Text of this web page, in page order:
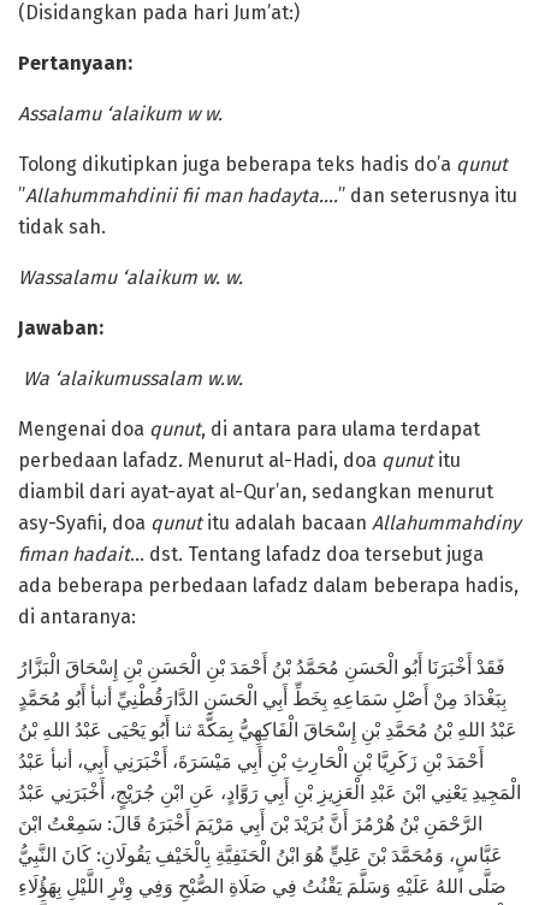
(Disidangkan pada hari Jum’at:)
Pertanyaan:
Assalamu ‘alaikum w w.
Tolong dikutipkan juga beberapa teks hadis do’a qunut
”Allahummahdinii fii man hadayta….” dan seterusnya itu
tidak sah.
Wassalamu ‘alaikum w. w.
Jawaban:
Wa ‘alaikumussalam w.w.
Mengenai doa qunut, di antara para ulama terdapat
perbedaan lafadz. Menurut al-Hadi, doa qunutitu
diambil dari ayat-ayat al-Qur’an, sedangkan menurut
asy-Syafii, doa qunutitu adalah bacaan Allahummahdiny
fiman hadait… dst. Tentang lafadz doa tersebut juga
ada beberapa perbedaan lafadz dalam beberapa hadis,
di antaranya:
فَقَدْ أَخْبَرَنَا أَبُو الْحَسَنِ مُحَمَّدُ بْنُ أَحْمَدَ بْنِ الْحَسَنِ بْنِ إِسْحَاقَ الْبَزَّارُ
بِبَغْدَادَ مِنْ أَصْلِ سَمَاعِهِ بِخَطِّ أَبِي الْحَسَنِ الدَّارَقُطْنِيِّ أنبأ أَبُو مُحَمَّدٍ
عَبْدُ اللهِ بْنُ مُحَمَّدِ بْنِ إِسْحَاقَ الْفَاكِهِيُّ بِمَكَّةَ ثنا أَبُو يَحْيَى عَبْدُ اللهِ بْنُ
أَحْمَدَ بْنِ زَكَرِيَّا بْنِ الْحَارِثِ بْنِ أَبِي مَيْسَرَةَ، أَخْبَرَنِي أَبِي، أنبأ عَبْدُ
الْمَجِيدِ يَعْنِي ابْنَ عَبْدِ الْعَزِيزِ بْنِ أَبِي رَوَّادٍ، عَنِ ابْنِ جُرَيْجٍ، أَخْبَرَنِي عَبْدُ
الرَّحْمَنِ بْنُ هُرْمُزَ أَنَّ بُرَيْدَ بْنَ أَبِي مَرْيَمَ أَخْبَرَهُ قَالَ: سَمِعْتُ ابْنَ
عَبَّاسٍ، وَمُحَمَّدَ بْنَ عَلِيٍّ هُوَ ابْنُ الْحَنَفِيَّةِ بِالْخَيْفِ يَقُولَانِ: كَانَ النَّبِيُّ
صَلَّى اللهُ عَلَيْهِ وَسَلَّمَ يَقْنُتُ فِي صَلَاةِ الصُّبْحِ وَفِي وِتْرِ اللَّيْلِ بِهَؤُلَاءِ